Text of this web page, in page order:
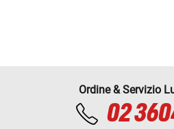
Ordine & Servizio
02